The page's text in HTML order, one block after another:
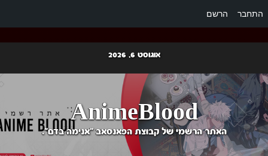
התחבר הרשם
content
אוגוסט 6, 2026
AnimeBlood
האתר הרשמי של קבוצת הפאנסאב "אנימה בדם".